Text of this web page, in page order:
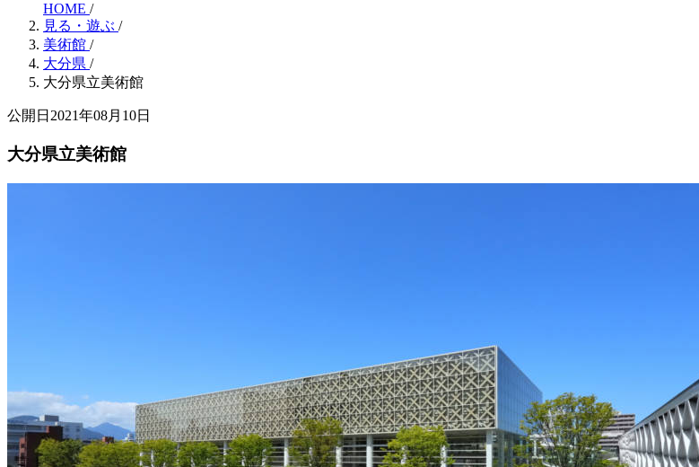
HOME /
見る・遊ぶ /
美術館 /
大分県 /
大分県立美術館
公開日2021年08月10日
大分県立美術館